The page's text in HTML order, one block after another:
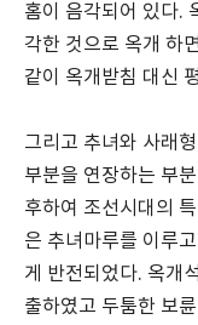
홈이 음각되어 있다.
각한 것으로 옥개 하
같이 옥개받침 대신
그리고 추녀와 사래
부분을 연장하는 부
후하여 조선시대의
은 추녀마루를 이루
게 반전되었다. 옥개
출하였고 두툼한 보